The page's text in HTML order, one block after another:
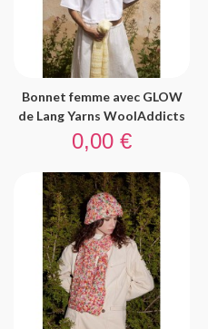
Bonnet femme avec GLOW
de Lang Yarns WoolAddicts
Prix
0,00 €